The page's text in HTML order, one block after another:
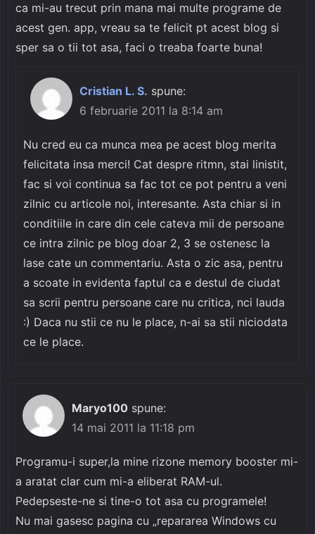
ca mi-au trecut prin mana mai multe programe de
acest gen. app, vreau sa te felicit pt acest blog si
sper sa o tii tot asa, faci o treaba foarte buna!
Cristian L. S. spune:
6 februarie 2011 la 8:14 am
Nu cred eu ca munca mea pe acest blog merita
felicitata insa merci! Cat despre ritmn, stai linistit,
fac si voi continua sa fac tot ce pot pentru a veni
zilnic cu articole noi, interesante. Asta chiar si in
conditiile in care din cele cateva mii de persoane
ce intra zilnic pe blog doar 2, 3 se ostenesc la
lase cate un commentariu. Asta o zic asa, pentru
a scoate in evidenta faptul ca e destul de ciudat
sa scrii pentru persoane care nu critica, nci lauda
:) Daca nu stii ce nu le place, n-ai sa stii niciodata
ce le place.
Maryo100 spune:
14 mai 2011 la 11:18 pm
Programu-i super,la mine rizone memory booster mi-
a aratat clar cum mi-a eliberat RAM-ul.
Pedepseste-ne si tine-o tot asa cu programele!
Nu mai gasesc pagina cu „repararea Windows cu